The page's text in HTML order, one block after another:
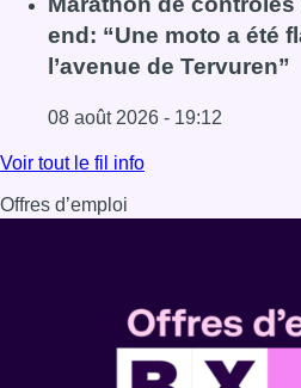
end: “Une moto a été
l’avenue de Tervuren”
08 août 2026 - 19:12
Lire l'article Marathon de
Voir tout le fil info
Offres d’emploi